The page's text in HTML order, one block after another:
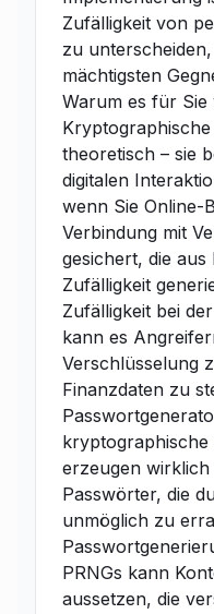
Zufälligkeit von
zu
mächtigsten
Warum es für Sie
theoretisch – sie
digitalen
wenn Sie Online-
Verbindung mit
gesichert, die
Zufälligkeit
Zufälligkeit bei
kann es
Verschlüsselung
Finanzdaten zu
kryptographische
erzeugen
Passwörter, die
unmöglich zu
PRNGs kann
aussetzen, die